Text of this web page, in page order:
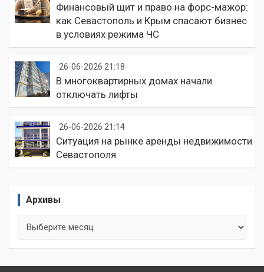
Финансовый щит и право на форс-мажор:
как Севастополь и Крым спасают бизнес
в условиях режима ЧС
26-06-2026 21:18
В многоквартирных домах начали
отключать лифты
26-06-2026 21:14
Ситуация на рынке аренды недвижимости
Севастополя
Архивы